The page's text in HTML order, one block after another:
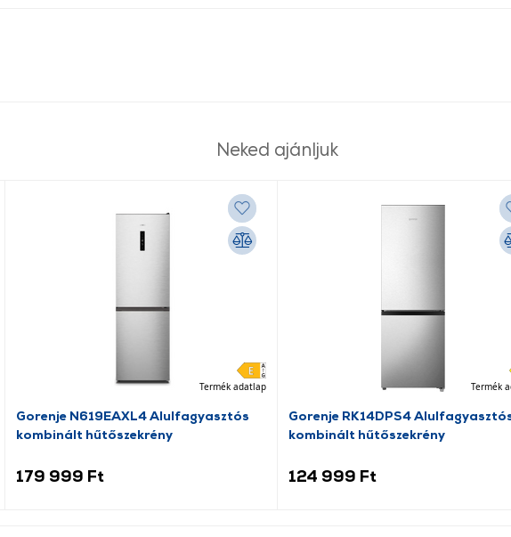
Neked ajánljuk
Termék adatlap
Gorenje N619EAXL4 Alulfagyasztós
kombinált hűtőszekrény
179 999 Ft
Termék
Gorenje RK14DPS4
kombinált hűtőszekrény
124 999 Ft